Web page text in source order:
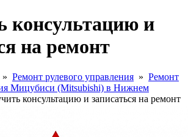
консультацию и
на ремонт
» Ремонт рулевого управления » Ремонт
Мицубиси (Mitsubishi) в Нижнем
консультацию и записаться на ремонт